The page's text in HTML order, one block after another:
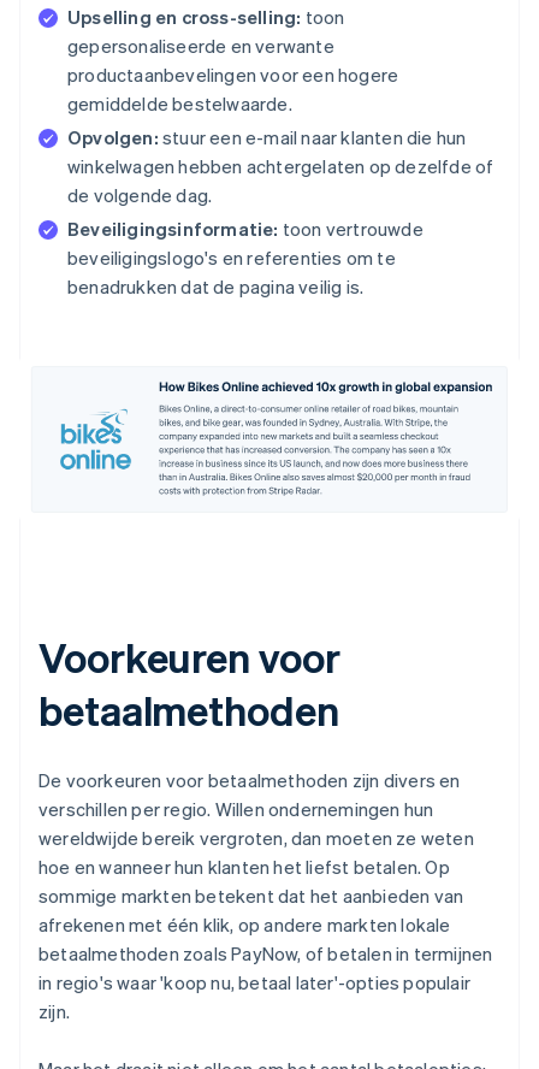
Upselling en cross-selling: toon
gepersonaliseerde en verwante
productaanbevelingen voor een hogere
gemiddelde bestelwaarde.
Opvolgen: stuur een e-mail naar klanten die hun
winkelwagen hebben achtergelaten op dezelfde of
de volgende dag.
Beveiligingsinformatie: toon vertrouwde
beveiligingslogo's en referenties om te
benadrukken dat de pagina veilig is.
Voorkeuren voor
betaalmethoden
De voorkeuren voor betaalmethoden zijn divers en
verschillen per regio. Willen ondernemingen hun
wereldwijde bereik vergroten, dan moeten ze weten
hoe en wanneer hun klanten het liefst betalen. Op
sommige markten betekent dat het aanbieden van
afrekenen met één klik, op andere markten lokale
betaalmethoden zoals PayNow, of betalen in termijnen
in regio's waar 'koop nu, betaal later'-opties populair
zijn.